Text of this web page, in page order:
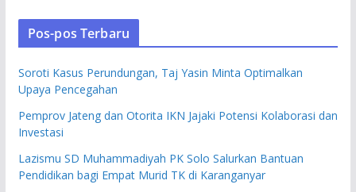
Pos-pos Terbaru
Soroti Kasus Perundungan, Taj Yasin Minta Optimalkan
Upaya Pencegahan
Pemprov Jateng dan Otorita IKN Jajaki Potensi Kolaborasi dan
Investasi
Lazismu SD Muhammadiyah PK Solo Salurkan Bantuan
Pendidikan bagi Empat Murid TK di Karanganyar